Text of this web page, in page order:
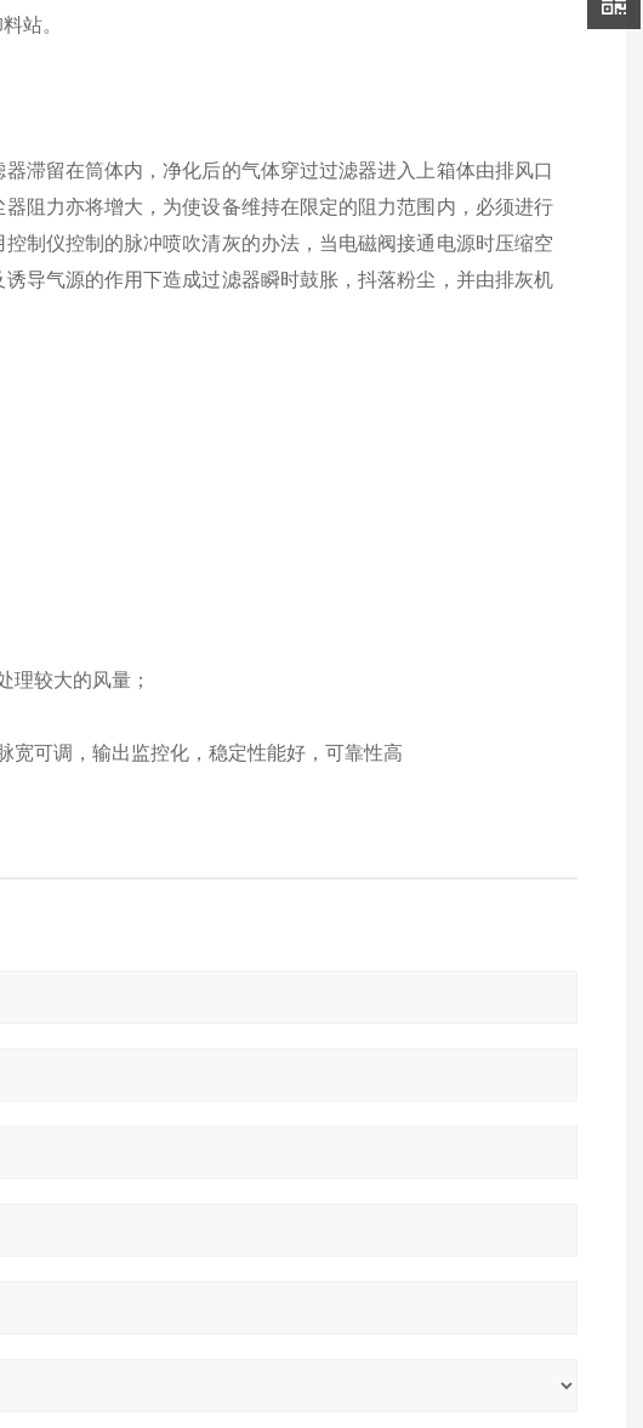
站。
留在筒体内，净化后的气体穿过过滤器进入上箱体由排风口
阻力亦将增大，为使设备维持在限定的阻力范围内，必须进行
制仪控制的脉冲喷吹清灰的办法，当电磁阀接通电源时压缩空
导气源的作用下造成过滤器瞬时鼓胀，抖落粉尘，并由排灰机
较大的风量；
可调，输出监控化，稳定性能好，可靠性高